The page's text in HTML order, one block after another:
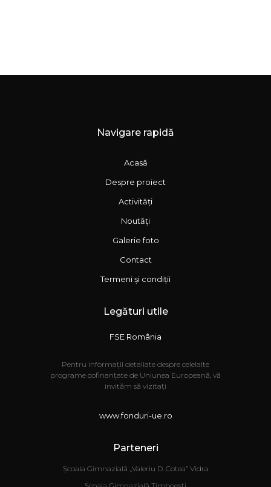
Navigare rapidă
Acasă
Despre proiect
Activități
Noutăți
Galerie foto
Contact
Termeni și condiții
Legături utile
FSE România
Pentru informații detaliate despre celelalte
programe cofinanțate de Uniunea Europeană, vă
invităm să vizitați
www.fonduri-ue.ro
Parteneri
Școala Gimnazială „Valeriu D. Cotea” Vidra